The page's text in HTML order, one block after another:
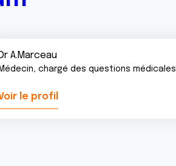
A.Marceau
chargé des questions médicales
le profil